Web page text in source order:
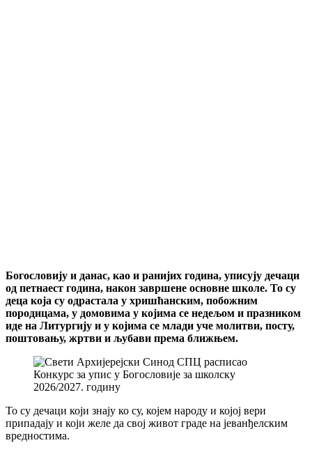
Богословију и данас, као и ранијих година, уписују дечаци
од петнаест година, након завршене основне школе. То су
деца која су одрастала у хришћанским, побожним
породицама, у домовима у којима се недељом и празником
иде на Литургију и у којима се млади уче молитви, посту,
поштовању, жртви и љубави према ближњем.
То су дечаци који знају ко су, којем народу и којој вери
припадају и који желе да свој живот граде на јеванђелским
вредностима.